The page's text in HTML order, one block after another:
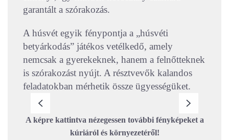
garantált a szórakozás.
A húsvét egyik fénypontja a „húsvéti
betyárkodás” játékos vetélkedő, amely
nemcsak a gyerekeknek, hanem a felnőtteknek
is szórakozást nyújt. A résztvevők kalandos
feladatokban mérhetik össze ügyességüket.
A képre kattintva nézegessen további fényképeket a
kúriáról és környezetéről!